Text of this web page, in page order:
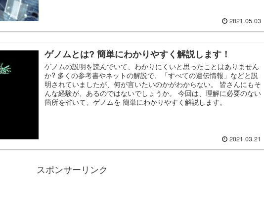
2021.05.03
ゲノムとは? 簡単にわかりやすく解説します！
ゲノムの説明を読んでいて、わかりにくいと思ったことはありません
か? 多くの参考書やネットの解説で、「すべての遺伝情報」などと説
明されていましたが、何が言いたいのかがわからない。 皆さんにもそ
んな経験が、あるのではないでしょうか。 今回は、理解に必要のない
箇所を省いて、ゲノムを 簡単にわかりやすく解説します。
2021.03.21
スポンサーリンク